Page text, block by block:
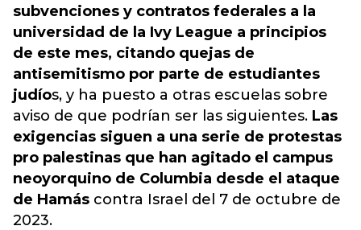
subvenciones y contratos federales a la
universidad de la Ivy League a principios
de este mes, citando quejas de
antisemitismo por parte de estudiantes
judíos, y ha puesto a otras escuelas sobre
aviso de que podrían ser las siguientes. Las
exigencias siguen a una serie de protestas
pro palestinas que han agitado el campus
neoyorquino de Columbia desde el ataque
de Hamás contra Israel del 7 de octubre de
2023.